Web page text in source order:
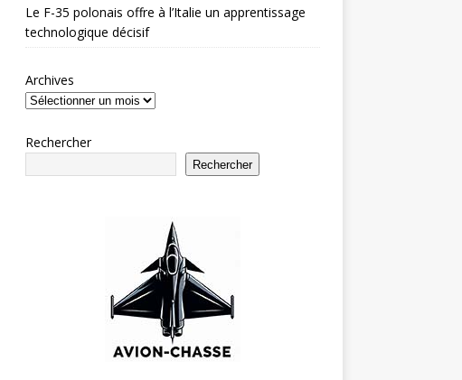
Le F-35 polonais offre à l’Italie un apprentissage
technologique décisif
Archives
Rechercher
Rechercher